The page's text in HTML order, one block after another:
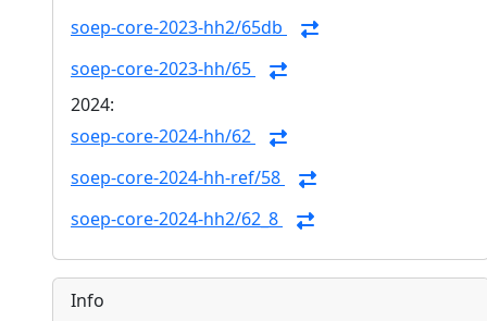
soep-core-2023-hh2/65db
soep-core-2023-hh/65
2024:
soep-core-2024-hh/62
soep-core-2024-hh-ref/58
soep-core-2024-hh2/62_8
Info